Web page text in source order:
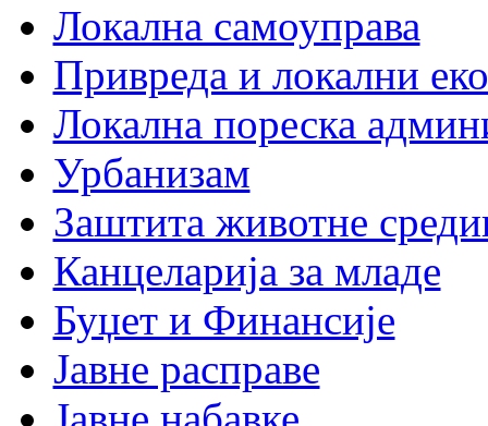
Локална самоуправа
Привреда и локални
Локална пореска
Урбанизам
Заштита животне
Канцеларија за младе
Буџет и Финансије
Јавне расправе